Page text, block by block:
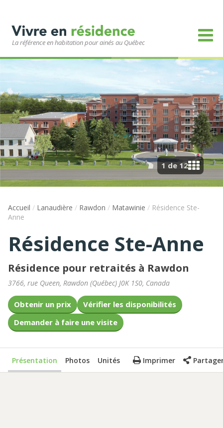
La référence en habitation pour ainés au Québec
1 de 12
Accueil / Lanaudière / Rawdon / Matawinie / Résidence Ste-
Anne
Résidence Ste-Anne
Résidence pour retraités à Rawdon
3766, rue Queen, Rawdon (Québec) J0K 1S0, Canada
Obtenir un prix
Vérifier les disponibilités
Demander à faire une visite
Présentation Photos Unités Imprimer